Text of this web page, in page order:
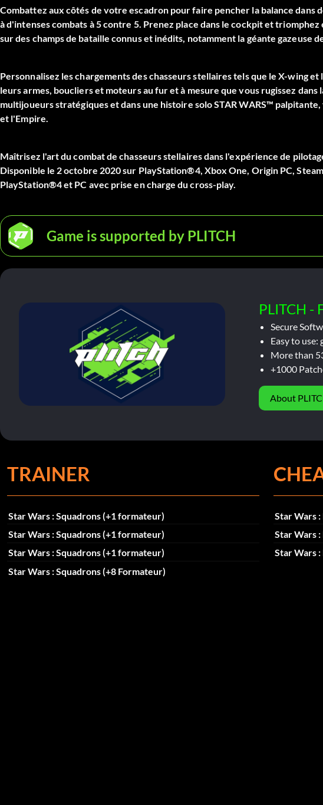
Combattez aux côtés de votre escadron pour faire pencher la balance
à d'intenses combats à 5 contre 5. Prenez place dans le cockpit et
sur des champs de bataille connus et inédits, notamment la géante gazeuse
Personnalisez les chargements des chasseurs stellaires tels que le X-wing
leurs armes, boucliers et moteurs au fur et à mesure que vous rugissez dans
multijoueurs stratégiques et dans une histoire solo STAR WARS™
et l'Empire.
Maîtrisez l'art du combat de chasseurs stellaires dans l'expérience de
Disponible le 2 octobre 2020 sur PlayStation®4, Xbox One, Origin PC,
PlayStation®4 et PC avec prise en charge du cross-play.
Game is supported by PLITCH
PLITCH -
Secure
Easy to use:
More than
+1000
About
TRAINER
Star Wars : Squadrons (+1 formateur)
Star Wars : Squadrons (+1 formateur)
Star Wars : Squadrons (+1 formateur)
Star Wars : Squadrons (+8 Formateur)
Star Wars :
Star Wars :
Star Wars :